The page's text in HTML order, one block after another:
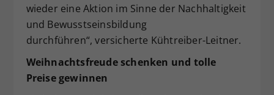
wieder eine Aktion im Sinne der Nachhaltigkeit
und Bewusstseinsbildung
durchführen“, versicherte Kühtreiber-Leitner.
Weihnachtsfreude schenken und tolle
Preise gewinnen